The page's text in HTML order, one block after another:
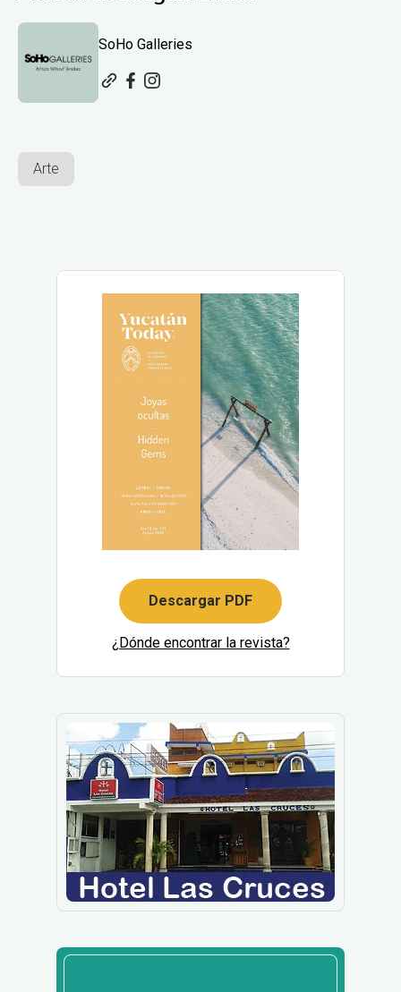
SoHo Galleries
Arte
Descargar PDF
¿Dónde encontrar la revista?